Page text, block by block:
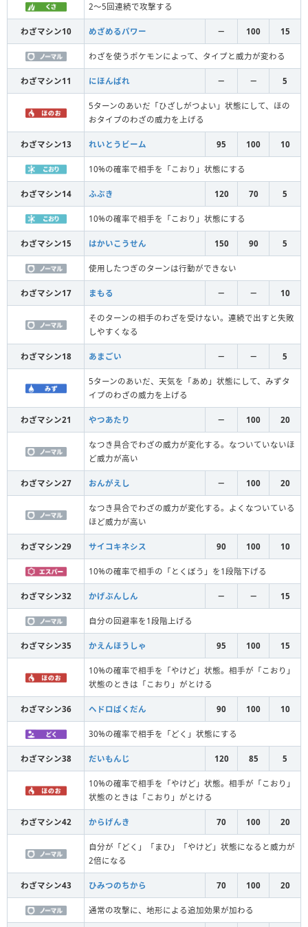
2～5回連続で攻撃する
わざマシン10 めざめるパワー － 100 15
わざを使うポケモンによって、タイプと威力が変わる
わざマシン11 にほんばれ － － 5
5ターンのあいだ「ひざしがつよい」状態にして、ほの
おタイプのわざの威力を上げる
わざマシン13 れいとうビーム 95 100 10
10%の確率で相手を「こおり」状態にする
わざマシン14 ふぶき 120 70 5
10%の確率で相手を「こおり」状態にする
わざマシン15 はかいこうせん 150 90 5
使用したつぎのターンは行動ができない
わざマシン17 まもる － － 10
そのターンの相手のわざを受けない。連続で出すと失敗
しやすくなる
わざマシン18 あまごい － － 5
5ターンのあいだ、天気を「あめ」状態にして、みずタ
イプのわざの威力を上げる
わざマシン21 やつあたり － 100 20
なつき具合でわざの威力が変化する。なついていないほ
ど威力が高い
わざマシン27 おんがえし － 100 20
なつき具合でわざの威力が変化する。よくなついている
ほど威力が高い
わざマシン29 サイコキネシス 90 100 10
10%の確率で相手の「とくぼう」を1段階下げる
わざマシン32 かげぶんしん － － 15
自分の回避率を1段階上げる
わざマシン35 かえんほうしゃ 95 100 15
10%の確率で相手を「やけど」状態。相手が「こおり」
状態のときは「こおり」がとける
わざマシン36 ヘドロばくだん 90 100 10
30%の確率で相手を「どく」状態にする
わざマシン38 だいもんじ 120 85 5
10%の確率で相手を「やけど」状態。相手が「こおり」
状態のときは「こおり」がとける
わざマシン42 からげんき 70 100 20
自分が「どく」「まひ」「やけど」状態になると威力が
2倍になる
わざマシン43 ひみつのちから 70 100 20
通常の攻撃に、地形による追加効果が加わる